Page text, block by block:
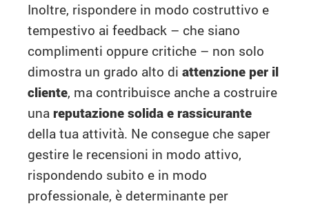
Inoltre, rispondere in modo costruttivo e
tempestivo ai feedback – che siano
complimenti oppure critiche – non solo
dimostra un grado alto di attenzione per il
cliente, ma contribuisce anche a costruire
una reputazione solida e rassicurante
della tua attività. Ne consegue che saper
gestire le recensioni in modo attivo,
rispondendo subito e in modo
professionale, è determinante per